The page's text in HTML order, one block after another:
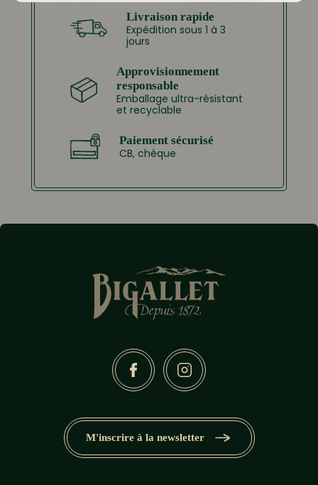
Livraison rapide
Expédition sous 1 à 3
jours
Approvisionnement
responsable
Emballage ultra-résistant
et recyclable
Paiement sécurisé
CB, chèque
M'inscrire à la newsletter